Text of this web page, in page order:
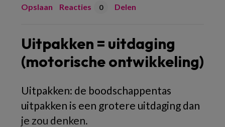
Opslaan Reacties 0 Delen
Uitpakken = uitdaging
(motorische ontwikkeling)
Uitpakken: de boodschappentas
uitpakken is een grotere uitdaging dan
je zou denken.